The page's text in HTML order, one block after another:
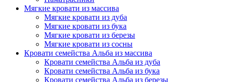
Мягкие кровати из массива
Мягкие кровати из дуба
Мягкие кровати из бука
Мягкие кровати из березы
Мягкие кровати из сосны
Кровати семейства Альба из массива
Кровати семейства Альба из дуба
Кровати семейства Альба из бука
Кровати семейства Альба из березы